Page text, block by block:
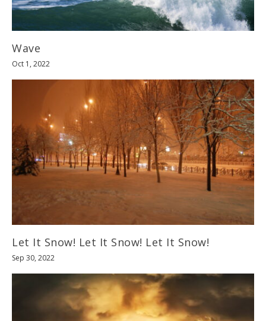
Wave
Oct 1, 2022
Let It Snow! Let It Snow! Let It Snow!
Sep 30, 2022